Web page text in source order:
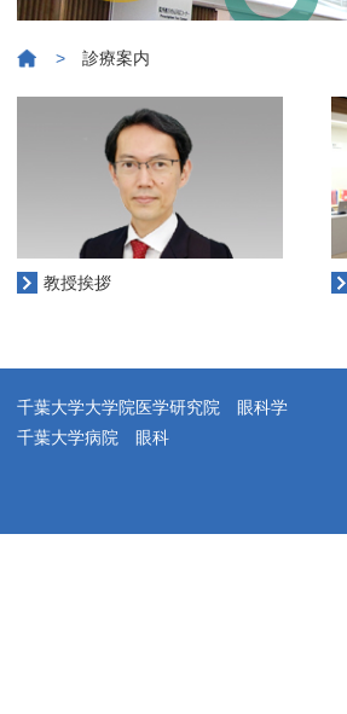
> 診療案内
教授挨拶
千葉大学大学院医学研究院 眼科学
千葉大学病院 眼科